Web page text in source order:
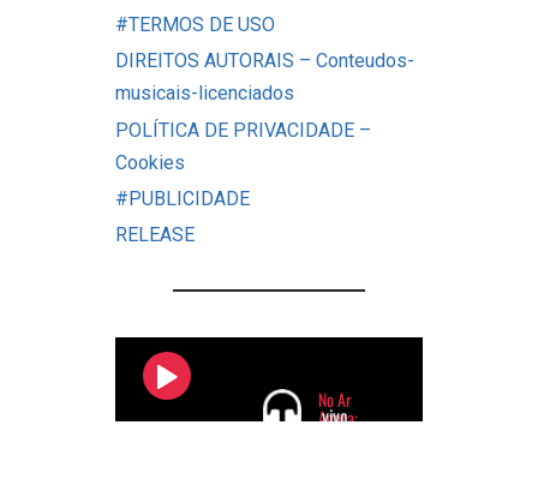
#TERMOS DE USO
DIREITOS AUTORAIS – Conteudos-
musicais-licenciados
POLÍTICA DE PRIVACIDADE –
Cookies
#PUBLICIDADE
RELEASE